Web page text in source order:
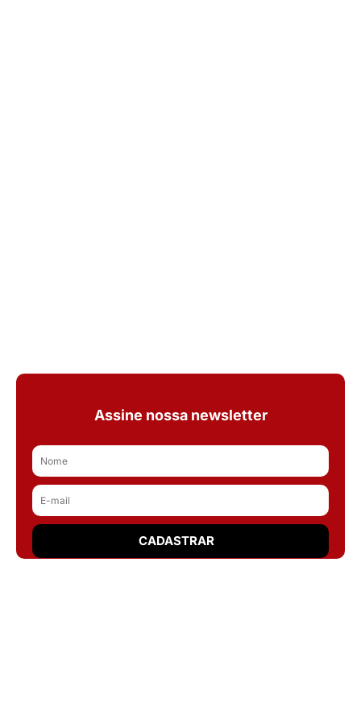
Assine nossa newsletter